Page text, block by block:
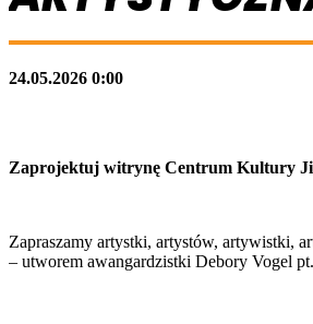
24.05.2026 0:00
Zaprojektuj witrynę Centrum Kultury
Zapraszamy artystki, artystów, artywistki,
– utworem awangardzistki Debory Vogel